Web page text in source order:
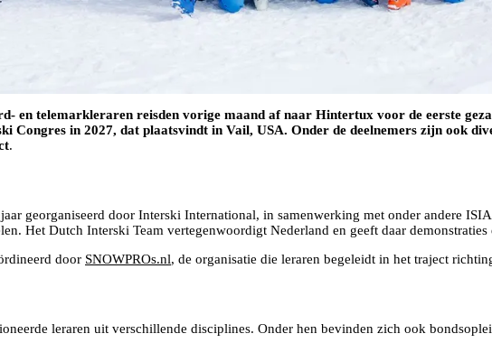
en telemarkleraren reisden vorige maand af naar Hintertux voor de eerste
Congres in 2027, dat plaatsvindt in Vail, USA. Onder de deelnemers zijn ook
.
georganiseerd door Interski International, in samenwerking met onder andere
Het Dutch Interski Team vertegenwoordigt Nederland en geeft daar demonstraties
door SNOWPROs.nl, de organisatie die leraren begeleidt in het traject
leraren uit verschillende disciplines. Onder hen bevinden zich ook